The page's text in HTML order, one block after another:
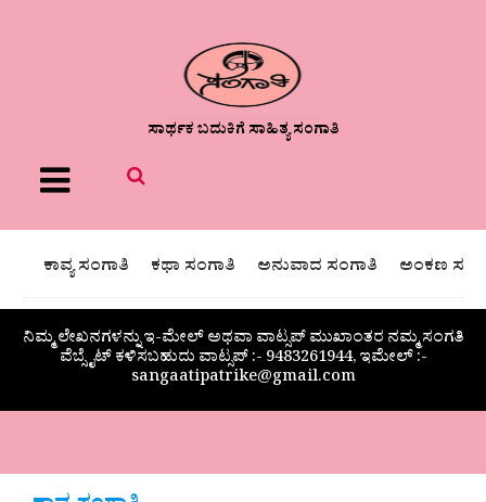
ಸಾರ್ಥಕ ಬದುಕಿಗೆ ಸಾಹಿತ್ಯ ಸಂಗಾತಿ
Menu
ಕಾವ್ಯ ಸಂಗಾತಿ ಕಥಾ ಸಂಗಾತಿ ಅನುವಾದ ಸಂಗಾತಿ ಅಂಕಣ
ನಿಮ್ಮ ಲೇಖನಗಳನ್ನು ಇ-ಮೇಲ್ ಅಥವಾ ವಾಟ್ಸಪ್ ಮುಖಾಂತರ ನಮ್ಮ ಸಂಗತಿ
ವೆಬ್ಸೈಟ್ ಕಳಿಸಬಹುದು ವಾಟ್ಸಪ್‌ :- 9483261944, ಇಮೇಲ್ :-
sangaatipatrike@gmail.com